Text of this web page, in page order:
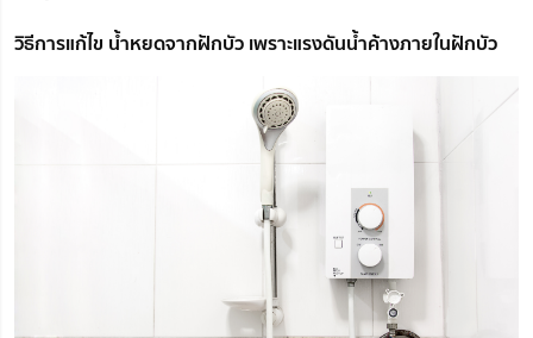
วิธีการแก้ไข น้ำหยดจากฝักบัว เพราะแรงดันน้ำค้างภายในฝักบัว